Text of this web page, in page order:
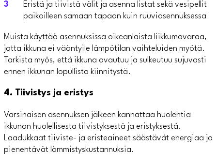
Eristä ja tiivistä välit ja asenna listat sekä vesipellit
paikoilleen samaan tapaan kuin ruuviasennuksessa
Muista käyttää asennuksissa oikeanlaista liikkumavaraa,
jotta ikkuna ei vääntyile lämpötilan vaihteluiden myötä.
Tarkista myös, että ikkuna avautuu ja sulkeutuu sujuvasti
ennen ikkunan lopullista kiinnitystä.
4. Tiivistys ja eristys
Varsinaisen asennuksen jälkeen kannattaa huolehtia
ikkunan huolellisesta tiivistyksestä ja eristyksestä.
Laadukkaat tiiviste- ja eristeaineet säästävät energiaa ja
pienentävät lämmistyskustannuksia.